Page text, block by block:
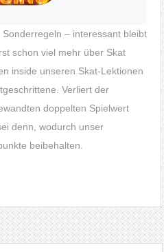
– interessant bleibt
schon viel mehr über Skat
inside unseren Skat-Lektionen
Verliert der
doppelten Spielwert
denn, wodurch unser
beibehalten.